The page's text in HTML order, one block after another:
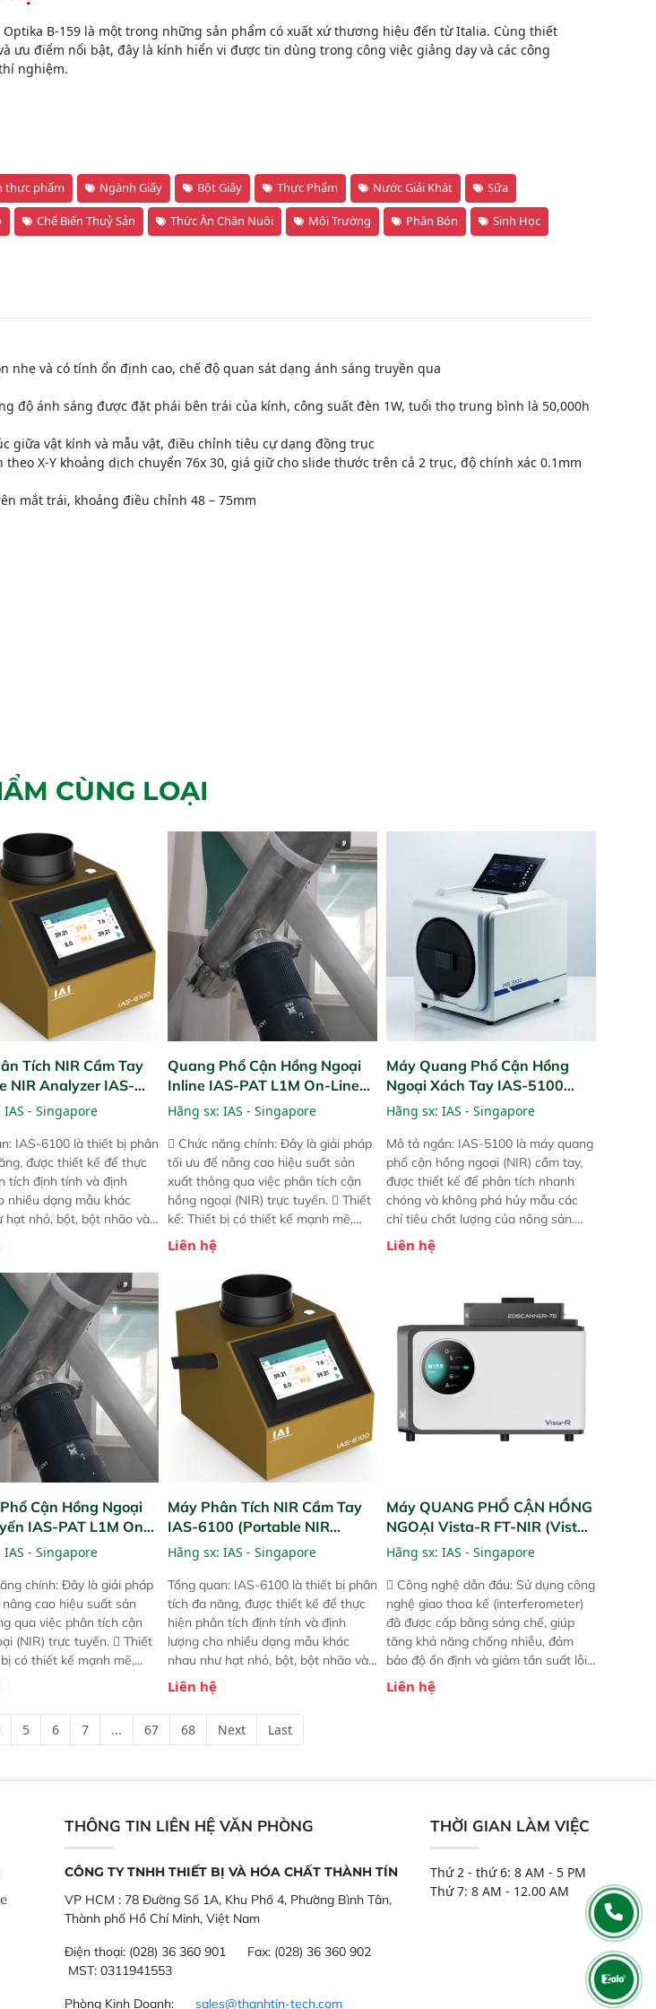
Optika B-159 là một trong những sản phẩm có xuất xứ thương hiệu đến từ Italia. Cùng thiết
ưu điểm nổi bật, đây là kính hiển vi được tin dùng trong công việc giảng dạy và các công
nghiệm.
thực phẩm Ngành Giấy Bột Giấy Thực Phẩm Nước Giải Khát Sữa
Chế Biến Thuỷ Sản Thức Ăn Chăn Nuôi Môi Trường Phân Bón Sinh Học
và có tính ổn định cao, chế độ quan sát dạng ánh sáng truyền qua
độ ánh sáng được đặt phái bên trái của kính, công suất đèn 1W, tuổi thọ trung bình là 50,000h
giữa vật kính và mẫu vật, điều chỉnh tiêu cự dạng đồng trục
X-Y khoảng dịch chuyển 76x 30, giá giữ cho slide thước trên cả 2 trục, độ chính xác 0.1mm
mắt trái, khoảng điều chỉnh 48 – 75mm
CÙNG LOẠI
Tích NIR Cầm Tay
NIR Analyzer IAS-
IAS - Singapore
IAS-6100 là thiết bị phân
được thiết kế để thực
tích định tính và định
nhiều dạng mẫu khác
hạt nhỏ, bột, bột nhão và
Thiết bị này cho phép bất
có thể thực hiện phân tích
chỉ với một nút bấm
mọi lúc, mọi nơi. Chuyên
tích mẫu nguyên liệu
nuôi, nguyên liệu thực
sản,..
Quang Phổ Cận Hồng Ngoại
Inline IAS-PAT L1M On-Line
NIR
Hãng sx: IAS - Singapore
 Chức năng chính: Đây là giải pháp
tối ưu để nâng cao hiệu suất sản
xuất thông qua việc phân tích cận
hồng ngoại (NIR) trực tuyến.  Thiết
kế: Thiết bị có thiết kế mạnh mẽ,
mô-đun hóa, hỗ trợ tản nhiệt tăng
cường và đã qua kiểm tra áp suất
nghiêm ngặt.  Cam kết: Mang lại
khả năng theo dõi thông số theo
thời gian thực và trực quan hóa dữ
liệu để tăng chỉ số ROI cho doanh
nghiệp.
Liên hệ
Máy Quang Phổ Cận Hồng
Ngoại Xách Tay IAS-5100
Portable NIR Analyzer
Hãng sx: IAS - Singapore
Mô tả ngắn: IAS-5100 là máy quang
phổ cận hồng ngoại (NIR) cầm tay,
được thiết kế để phân tích nhanh
chóng và không phá hủy mẫu các
chỉ tiêu chất lượng của nông sản.
Phạm vi sử dụng: Thiết bị linh hoạt
cho nhiều kịch bản khác nhau như
xuất hoặc trực tiếp ngoài đồng
Liên hệ
Cận Hồng Ngoại
IAS-PAT L1M On-
IAS - Singapore
chính: Đây là giải pháp
cao hiệu suất sản
qua việc phân tích cận
(NIR) trực tuyến.  Thiết
có thiết kế mạnh mẽ,
hỗ trợ tản nhiệt tăng
đã qua kiểm tra áp suất
 Cam kết: Mang lại
theo dõi thông số theo
Máy Phân Tích NIR Cầm Tay
IAS-6100 (Portable NIR
Analyzer)
Hãng sx: IAS - Singapore
Tổng quan: IAS-6100 là thiết bị phân
tích đa năng, được thiết kế để thực
hiện phân tích định tính và định
lượng cho nhiều dạng mẫu khác
nhau như hạt nhỏ, bột, bột nhão và
chất lỏng. Thiết bị này cho phép bất
kỳ ai cũng có thể thực hiện phân tích
đa thành phần chỉ với một nút bấm
đơn giản, mọi lúc, mọi nơi. Chuyên
Liên hệ
Máy QUANG PHỔ CẬN HỒNG
NGOẠI Vista-R FT-NIR (Vista-
R FT-NIR Analyzer)
Hãng sx: IAS - Singapore
 Công nghệ dẫn đầu: Sử dụng công
nghệ giao thoa kế (interferometer)
đã được cấp bằng sáng chế, giúp
tăng khả năng chống nhiễu, đảm
bảo độ ổn định và giảm tần suất lỗi.
 Phạm vi ứng dụng rộng: Đáp ứng
nhu cầu kiểm tra đa dạng mẫu mã
Liên hệ
5 6 7 ... 67 68 Next Last
THÔNG TIN LIÊN HỆ VĂN PHÒNG
CÔNG TY TNHH THIẾT BỊ VÀ HÓA CHẤT THÀNH TÍN
VP HCM : 78 Đường Số 1A, Khu Phố 4, Phường Bình Tân,
Thành phố Hồ Chí Minh, Việt Nam
Điện thoại: (028) 36 360 901 Fax: (028) 36 360 902
MST: 0311941553
Phòng Kinh Doanh: sales@thanhtin-tech.com
THỜI GIAN LÀM VIỆC
Thứ 2 - thứ 6: 8 AM - 5 PM
Thứ 7: 8 AM - 12.00 AM